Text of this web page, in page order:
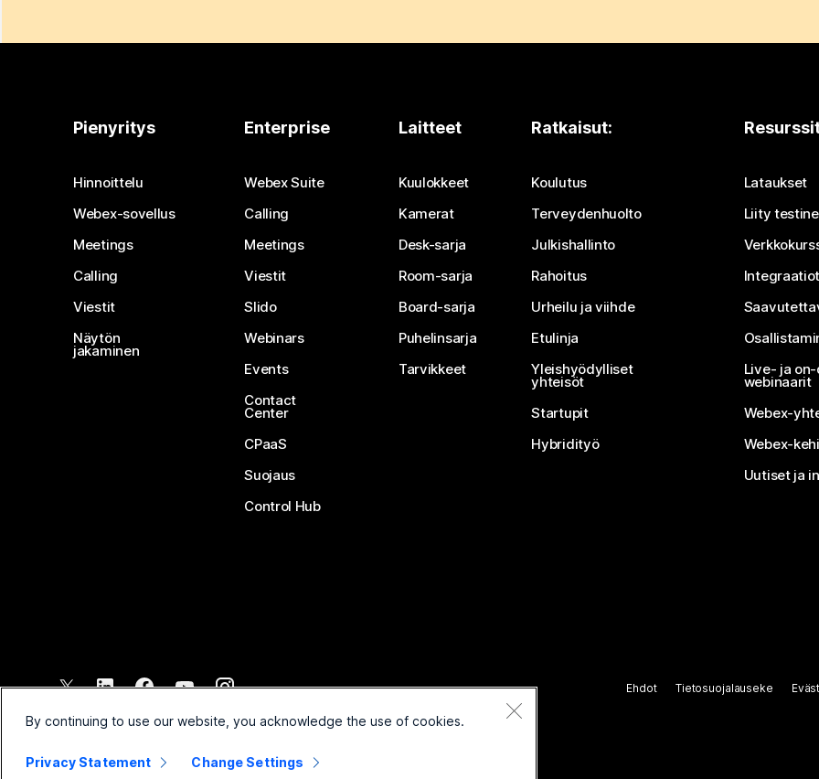
Pienyritys
Hinnoittelu
Webex-sovellus
Meetings
Calling
Viestit
Näytön
jakaminen
Enterprise
Webex Suite
Calling
Meetings
Viestit
Slido
Webinars
Events
Contact
Center
CPaaS
Suojaus
Control Hub
Laitteet
Kuulokkeet
Kamerat
Desk-sarja
Room-sarja
Board-sarja
Puhelinsarja
Tarvikkeet
Ratkaisut:
Koulutus
Terveydenhuolto
Julkishallinto
Rahoitus
Urheilu ja viihde
Etulinja
Yleishyödylliset
yhteisöt
Startupit
Hybridityö
Lataukset
Liity
Integraatiot
Live- ja
webinaarit
Webex-
Webex-
Uutiset ja
2026 Cisco ja/tai sen tytäryhtiöt. Kaikki oikeudet pidätetään.
Ehdot Tietosuojalauseke
By continuing to use our website, you acknowledge the use of cookies.
Privacy Statement Change Settings